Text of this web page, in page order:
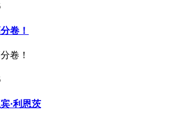
卷！
卷！
·利恩茨